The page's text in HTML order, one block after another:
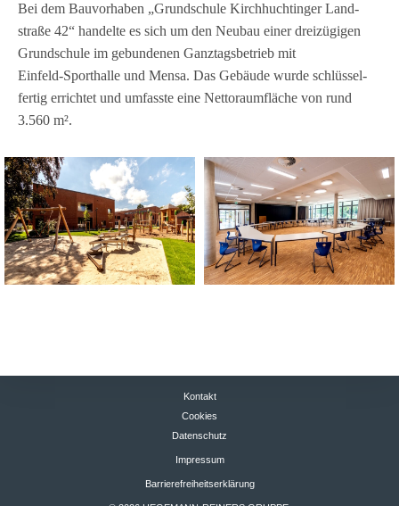
Bei dem Bau­vor­ha­ben „Grund­schule Kirch­hucht­in­ger Land­
straße 42“ han­delte es sich um den Neu­bau einer drei­zü­gi­gen
Grund­schule im gebun­de­nen Ganz­tags­be­trieb mit
Einfeld‑Sporthalle und Mensa. Das Gebäude wurde schlüs­sel­
fer­tig errich­tet und umfasste eine Net­to­raum­flä­che von rund
3.560 m².
Kontakt
Cookies
Datenschutz
Impressum
Barrierefreiheitserklärung